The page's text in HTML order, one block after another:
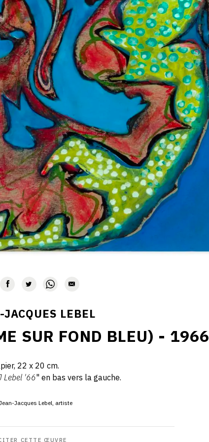
LEBEL
SUR FOND BLEU) - 1966
22 x 20 cm.
Lebel '66" en bas vers la gauche.
Jacques Lebel, artiste
CETTE ŒUVRE